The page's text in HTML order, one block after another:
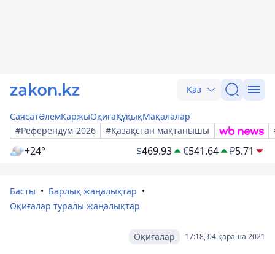
Қаз
СаясатӘлемҚаржыОқиғаҚұқықМақалалар
#Референдум-2026
#Қазақстан мақтанышы
+24° $469.93 €541.64 ₽5.71
Басты
Барлық жаңалықтар
Оқиғалар туралы жаңалықтар
17:18, 04 қараша 2021
Оқиғалар